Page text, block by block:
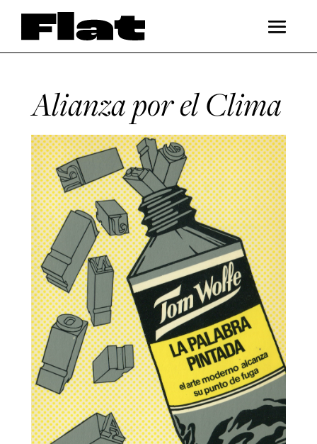
Alianza por el Clima